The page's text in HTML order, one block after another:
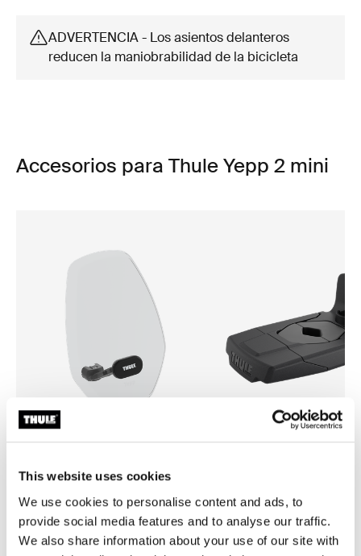
This website uses cookies
We use cookies to personalise content and ads, to
provide social media features and to analyse our traffic.
We also share information about your use of our site with
ADVERTENCIA - Los asientos delanteros
reducen la maniobrabilidad de la bicicleta
Accesorios para Thule Yepp 2 mini
Thule Yepp mini windscreen